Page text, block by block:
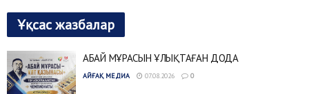
Ұқсас жазбалар
АБАЙ МҰРАСЫН ҰЛЫҚТАҒАН ДОДА
АЙҒАҚ МЕДИА 07.08.2026 0